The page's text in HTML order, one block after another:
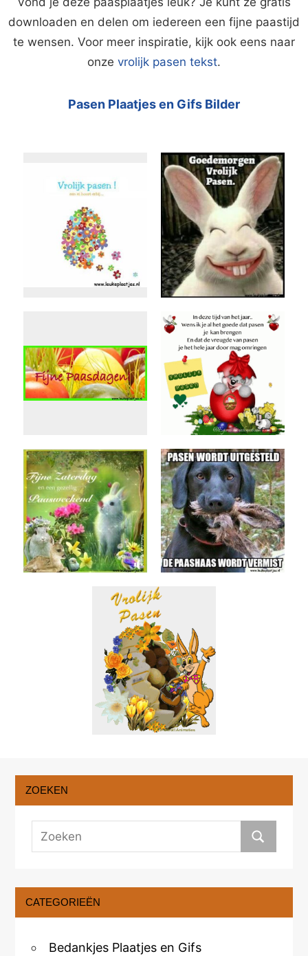
downloaden en delen om iedereen een fijne paastijd
te wensen. Voor meer inspiratie, kijk ook eens naar
onze vrolijk pasen tekst.
Pasen Plaatjes en Gifs Bilder
ZOEKEN
CATEGORIEËN
Bedankjes Plaatjes en Gifs